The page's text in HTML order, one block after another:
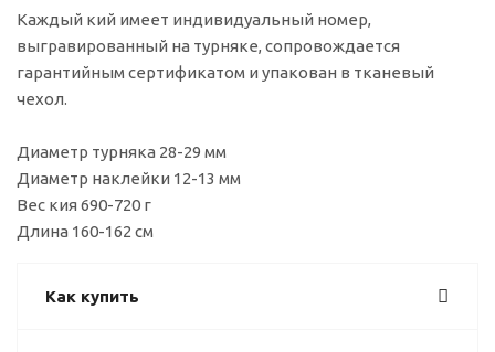
Каждый кий имеет индивидуальный номер,
выгравированный на турняке, сопровождается
гарантийным сертификатом и упакован в тканевый
чехол.
Диаметр турняка 28-29 мм
Диаметр наклейки 12-13 мм
Вес кия 690-720 г
Длина 160-162 см
Как купить